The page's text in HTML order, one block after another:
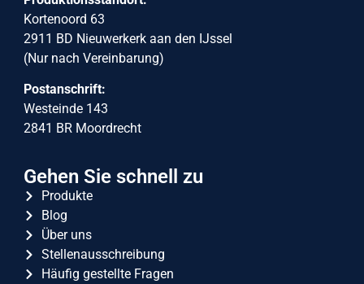
Kortenoord 63
2911 BD Nieuwerkerk aan den IJssel
(Nur nach Vereinbarung)
Postanschrift:
Westeinde 143
2841 BR Moordrecht
Gehen Sie schnell zu
Produkte
Blog
Über uns
Stellenausschreibung
Häufig gestellte Fragen